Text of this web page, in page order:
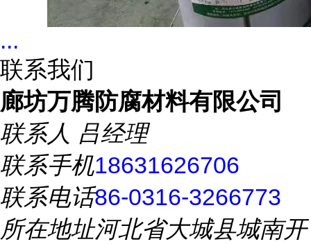
...
联系我们
廊坊万腾防腐材料有限公司
联系人 吕经理
联系手机18631626706
联系电话86-0316-3266773
所在地址河北省大城县城南开